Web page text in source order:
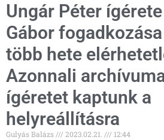
Ungár Péter
Gábor
több hete
Azonnali
ígéretet kaptunk a
helyreállításra
Gulyás Balázs 2023.02.21. 12:44